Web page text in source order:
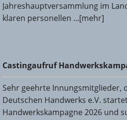
Jahreshauptversammlung im
klaren personellen ...[mehr]
Castingaufruf
Castingaufruf
Sehr geehrte Innungsmitglieder,
Deutschen Handwerks e.V.
Handwerkskampagne 2026 und